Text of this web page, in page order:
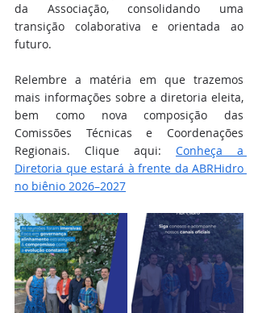
da Associação, consolidando uma
transição colaborativa e orientada ao
futuro.
Relembre a matéria em que trazemos
mais informações sobre a diretoria eleita,
bem como nova composição das
Comissões Técnicas e Coordenações
Regionais. Clique aqui: Conheça a
Diretoria que estará à frente da ABRHidro
no biênio 2026–2027